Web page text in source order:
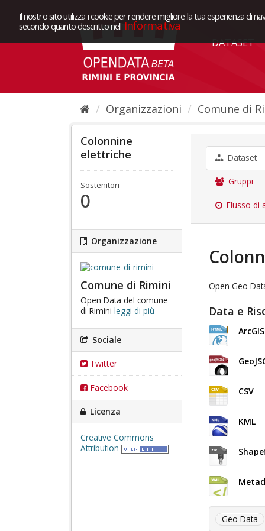
Il nostro sito utilizza i cookie per rendere migliore la tua esperienza di
secondo quanto descritto nell' Informativa
DATASET
Organizzazioni Comune di
Colonnine
elettriche
Sostenitori
0
Organizzazione
Comune di Rimini
Open Data del comune
di Rimini leggi di più
Sociale
Twitter
Facebook
Licenza
Creative Commons
Attribution
Dataset
Gruppi
Flusso di
Open Geo
Data e
CSV
KML
Geo Data